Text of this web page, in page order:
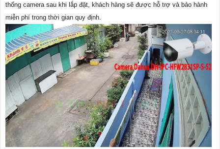
thống camera sau khi lắp đặt, khách hàng sẽ được hỗ trợ và bảo hành
miễn phí trong thời gian quy định.